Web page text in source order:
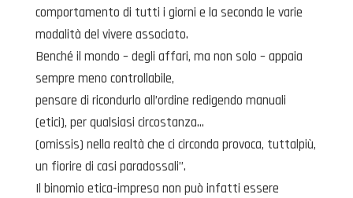
comportamento di tutti i giorni e la seconda le varie
modalità del vivere associato.
Benché il mondo – degli affari, ma non solo – appaia
sempre meno controllabile,
pensare di ricondurlo all’ordine redigendo manuali
(etici), per qualsiasi circostanza…
(omissis) nella realtà che ci circonda provoca, tuttalpiù,
un fiorire di casi paradossali”.
Il binomio etica-impresa non può infatti essere